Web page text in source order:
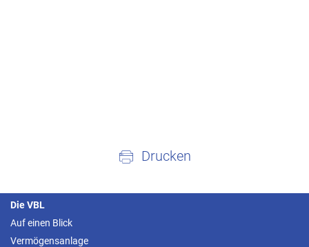
Drucken
Die VBL
Auf einen Blick
Vermögensanlage